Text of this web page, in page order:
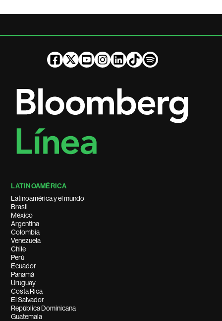
LATINOAMÉRICA
Latinoamérica y el mundo
Brasil
México
Argentina
Colombia
Venezuela
Chile
Perú
Ecuador
Panamá
Uruguay
Costa Rica
El Salvador
República Dominicana
Guatemala